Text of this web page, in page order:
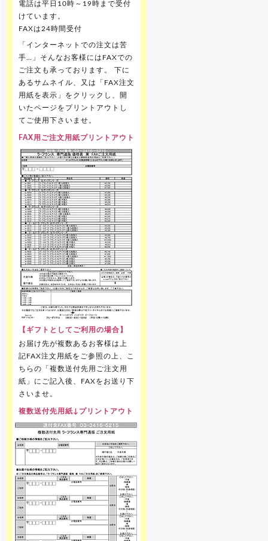
電話は平日10時～19時まで受付
けています。
FAXは24時間受付
「インターネットでの注文は苦
手…」そんなお客様にはFAXでの
ご注文も承っております。 下に
あるサムネイル、又は「FAX注文
用紙を表示」をクリックし、開
いたページをプリントアウトし
てご使用下さいませ。
FAX用ご注文用紙プリントアウト
【ギフトとしてご利用の場合】
お届け先が複数あるお客様は上
記FAX注文用紙をご参照の上、こ
ちらの「複数送付先用ご注文用
紙」にご記入後、FAXをお送り下
さいませ。
複数送付先用紙↓プリントアウト